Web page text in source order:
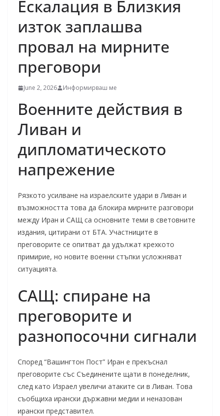
Ескалация в Близкия
изток заплашва
провал на мирните
преговори
June 2, 2026 Информирваш ме
Военните действия в
Ливан и
дипломатическото
напрежение
Рязкото усилване на израелските удари в Ливан и
възможността това да блокира мирните разговори
между Иран и САЩ са основните теми в световните
издания, цитирани от БТА. Участниците в
преговорите се опитват да удължат крехкото
примирие, но новите военни стъпки усложняват
ситуацията.
САЩ: спиране на
преговорите и
разнопосочни сигнали
Според “Вашингтон Пост” Иран е прекъснал
преговорите със Съединените щати в понеделник,
след като Израел увеличи атаките си в Ливан. Това
съобщиха ирански държавни медии и неназован
ирански представител.